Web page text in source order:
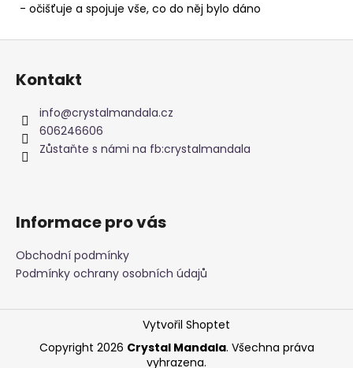
- očišťuje a spojuje vše, co do něj bylo dáno
Z
Kontakt
info@crystalmandala.cz
606246606
Zůstaňte s námi na fb:crystalmandala
Informace pro vás
Obchodní podmínky
Podmínky ochrany osobních údajů
Vytvořil Shoptet
Copyright 2026 Crystal Mandala. Všechna práva
vyhrazena.